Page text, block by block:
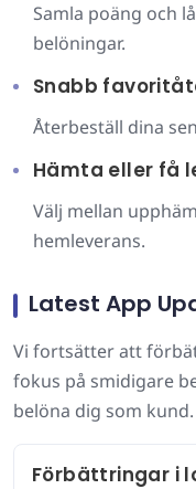
Samla poäng och
belöningar.
Snabb
Återbeställ dina
Hämta eller få
Välj mellan
hemleverans.
Latest App
Vi fortsätter att
fokus på smidigare
belöna dig som kund.
Förbättringar i